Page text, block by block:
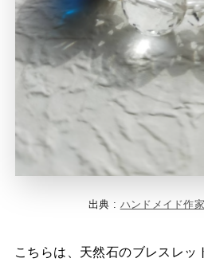
出典 : ハンドメイド作
こちらは、天然石のブレスレッ